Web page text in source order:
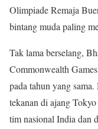
Olimpiade Remaja
bintang muda paling
Tak lama berselang,
Commonwealth
pada tahun yang
tekanan di ajang
tim nasional India dan